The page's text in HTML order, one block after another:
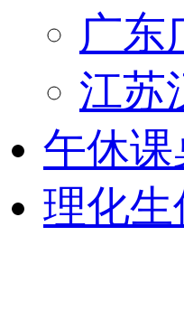
广东
江苏
午休课
理化